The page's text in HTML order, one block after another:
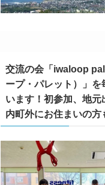
交流の会「iwaloop
ープ・パレット）」を
います！初参加、地元
内町外にお住まいの方